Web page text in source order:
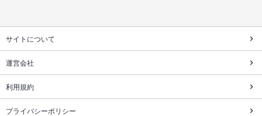
サイトについて
運営会社
利用規約
プライバシーポリシー